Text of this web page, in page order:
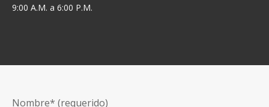
9:00 A.M. a 6:00 P.M.
Nombre* (requerido)